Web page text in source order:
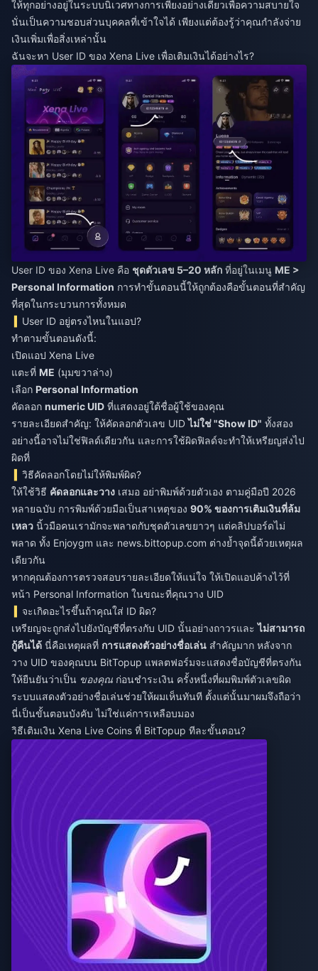
ให้ทุกอย่างอยู่ในระบบนิเวศทางการเพียงอย่างเดียวเพื่อความสบายใจ
นั่นเป็นความชอบส่วนบุคคลที่เข้าใจได้ เพียงแต่ต้องรู้ว่าคุณกำลังจ่าย
เงินเพิ่มเพื่อสิ่งเหล่านั้น
ฉันจะหา User ID ของ Xena Live เพื่อเติมเงินได้อย่างไร?
User ID ของ Xena Live คือ ชุดตัวเลข 5–20 หลัก ที่อยู่ในเมนู ME >
Personal Information การทำขั้นตอนนี้ให้ถูกต้องคือขั้นตอนที่สำคัญ
ที่สุดในกระบวนการทั้งหมด
User ID อยู่ตรงไหนในแอป?
ทำตามขั้นตอนดังนี้:
เปิดแอป Xena Live
แตะที่ ME (มุมขวาล่าง)
เลือก Personal Information
คัดลอก numeric UID ที่แสดงอยู่ใต้ชื่อผู้ใช้ของคุณ
รายละเอียดสำคัญ: ให้คัดลอกตัวเลข UIDไม่ใช่ "Show ID" ทั้งสอง
อย่างนี้อาจไม่ใช่ฟิลด์เดียวกัน และการใช้ผิดฟิลด์จะทำให้เหรียญส่งไป
ผิดที่
วิธีคัดลอกโดยไม่ให้พิมพ์ผิด?
ให้ใช้วิธี คัดลอกและวาง เสมอ อย่าพิมพ์ด้วยตัวเอง ตามคู่มือปี 2026
หลายฉบับ การพิมพ์ด้วยมือเป็นสาเหตุของ 90% ของการเติมเงินที่ล้ม
เหลว นิ้วมือคนเรามักจะพลาดกับชุดตัวเลขยาวๆ แต่คลิปบอร์ดไม่
พลาด ทั้ง Enjoygm และ news.bittopup.com ต่างย้ำจุดนี้ด้วยเหตุผล
เดียวกัน
หากคุณต้องการตรวจสอบรายละเอียดให้แน่ใจ ให้เปิดแอปค้างไว้ที่
หน้า Personal Information ในขณะที่คุณวาง UID
จะเกิดอะไรขึ้นถ้าคุณใส่ ID ผิด?
เหรียญจะถูกส่งไปยังบัญชีที่ตรงกับ UID นั้นอย่างถาวรและไม่สามารถ
กู้คืนได้ นี่คือเหตุผลที่ การแสดงตัวอย่างชื่อเล่น สำคัญมาก หลังจาก
วาง UID ของคุณบน BitTopup แพลตฟอร์มจะแสดงชื่อบัญชีที่ตรงกัน
ให้ยืนยันว่าเป็น ของคุณ ก่อนชำระเงิน ครั้งหนึ่งที่ผมพิมพ์ตัวเลขผิด
ระบบแสดงตัวอย่างชื่อเล่นช่วยให้ผมเห็นทันที ตั้งแต่นั้นมาผมจึงถือว่า
นี่เป็นขั้นตอนบังคับ ไม่ใช่แค่การเหลือบมอง
วิธีเติมเงิน Xena Live Coins ที่ BitTopup ทีละขั้นตอน?